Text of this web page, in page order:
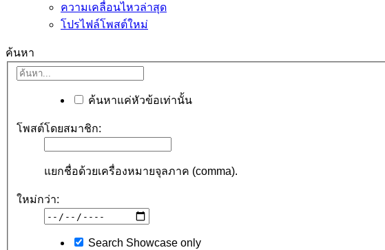
ความเคลื่อนไหวล่าสุด
โปรไฟล์โพสต์ใหม่
ค้นหา
ค้นหาแค่หัวข้อเท่านั้น
โพสต์โดยสมาชิก:
แยกชื่อด้วยเครื่องหมายจุลภาค (comma).
ใหม่กว่า:
Search Showcase only